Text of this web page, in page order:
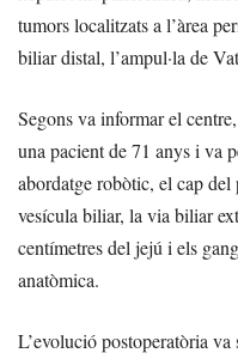
tumors localitzats a l’àrea
biliar distal, l’ampul·la de
Segons va informar el
una pacient de 71 anys i va
abordatge robòtic, el cap del
vesícula biliar, la via biliar
centímetres del jejú i els
anatòmica.
L’evolució postoperatòria